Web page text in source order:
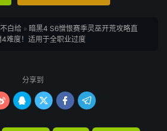
不白给 » 暗黑4 S6憎恨赛季灵巫开荒攻略直
4难度！适用于全职业过度
分享到
   